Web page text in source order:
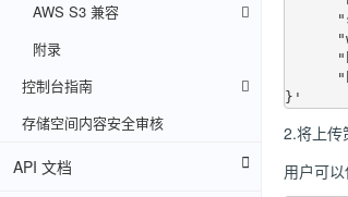
AWS S3 兼容
附录
控制台指南
存储空间内容安全审核
API 文档
2.将上传
用户可